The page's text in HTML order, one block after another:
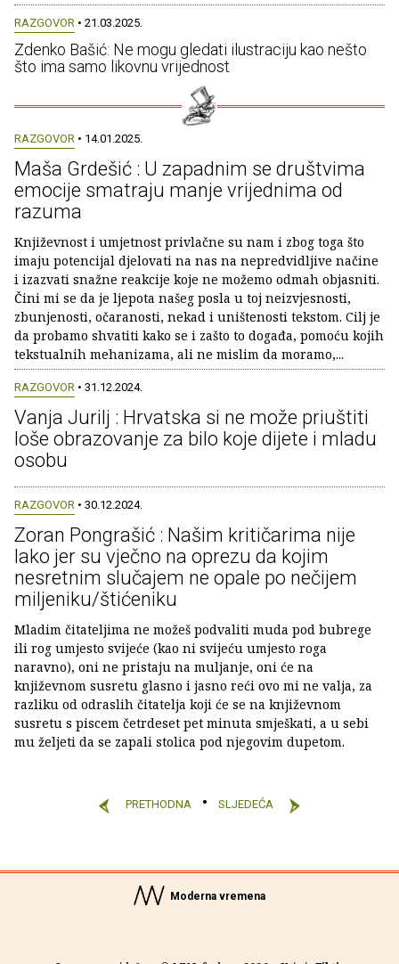
RAZGOVOR • 21.03.2025.
Zdenko Bašić: Ne mogu gledati ilustraciju kao nešto
što ima samo likovnu vrijednost
RAZGOVOR • 14.01.2025.
Maša Grdešić : U zapadnim se društvima
emocije smatraju manje vrijednima od
razuma
Književnost i umjetnost privlačne su nam i zbog toga što
imaju potencijal djelovati na nas na nepredvidljive načine
i izazvati snažne reakcije koje ne možemo odmah objasniti.
Čini mi se da je ljepota našeg posla u toj neizvjesnosti,
zbunjenosti, očaranosti, nekad i uništenosti tekstom. Cilj je
da probamo shvatiti kako se i zašto to događa, pomoću kojih
tekstualnih mehanizama, ali ne mislim da moramo,...
RAZGOVOR • 31.12.2024.
Vanja Jurilj : Hrvatska si ne može priuštiti
loše obrazovanje za bilo koje dijete i mladu
osobu
RAZGOVOR • 30.12.2024.
Zoran Pongrašić : Našim kritičarima nije
lako jer su vječno na oprezu da kojim
nesretnim slučajem ne opale po nečijem
miljeniku/štićeniku
Mladim čitateljima ne možeš podvaliti muda pod bubrege
ili rog umjesto svijeće (kao ni svijeću umjesto roga
naravno), oni ne pristaju na muljanje, oni će na
književnom susretu glasno i jasno reći ovo mi ne valja, za
razliku od odraslih čitatelja koji će se na književnom
susretu s piscem četrdeset pet minuta smješkati, a u sebi
mu željeti da se zapali stolica pod njegovim dupetom.
PRETHODNA SLJEDEĆA
Moderna vremena